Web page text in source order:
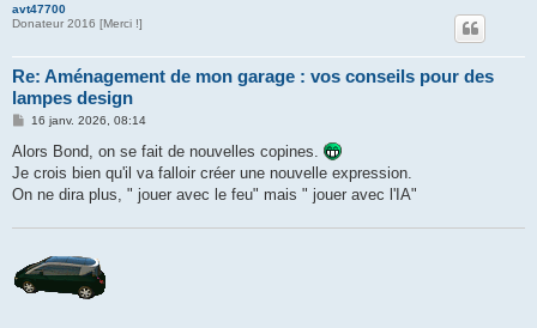
avt47700
Donateur 2016 [Merci !]
Re: Aménagement de mon garage : vos conseils pour des
lampes design
M
s
a
g
16 janv. 2026, 08:14
Alors Bond, on se fait de nouvelles copines.
Je crois bien qu'il va falloir créer une nouvelle expression.
On ne dira plus, " jouer avec le feu" mais " jouer avec l'IA"